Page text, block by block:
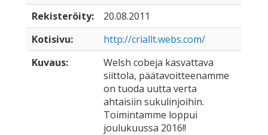
Rekisteröity:
20.08.2011
Kotisivu:
http://criallt.webs.com/
Kuvaus:
Welsh cobeja kasvattava
siittola, päätavoitteenamme
on tuoda uutta verta
ahtaisiin sukulinjoihin.
Toimintamme loppui
joulukuussa 2016!!